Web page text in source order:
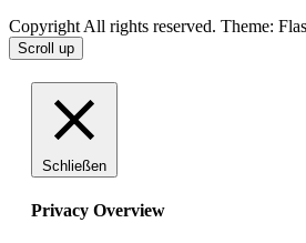
Copyright All rights reserved. Theme:
Scroll up
Schließen
Privacy Overview